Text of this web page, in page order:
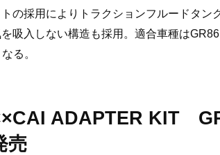
の採用によりトラクションフルードタン
吸入しない構造も採用。適合車種は
る。
ADAPTER KIT
売